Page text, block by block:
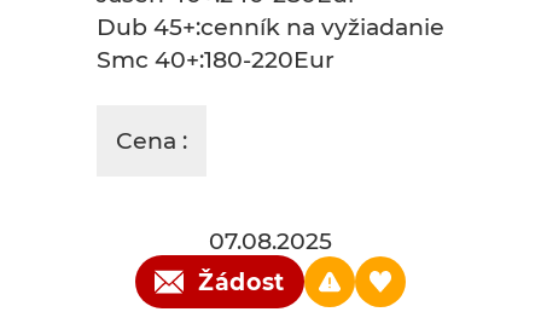
Dub 45+:cenník na vyžiadanie
Smc 40+:180-220Eur
Cena :
07.08.2025
Žádost